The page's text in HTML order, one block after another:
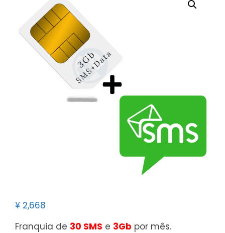
¥ 2,668
Franquia de 30 SMS e 3Gb por mês.